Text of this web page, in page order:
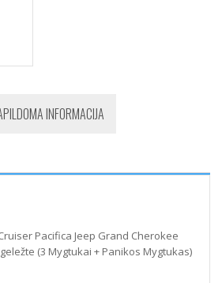
INFORMACIJA
Pacifica Jeep Grand Cherokee
(3 Mygtukai + Panikos Mygtukas)